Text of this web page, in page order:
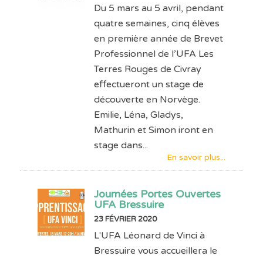
Du 5 mars au 5 avril, pendant
quatre semaines, cinq élèves
en première année de Brevet
Professionnel de l’UFA Les
Terres Rouges de Civray
effectueront un stage de
découverte en Norvège.
Emilie, Léna, Gladys,
Mathurin et Simon iront en
stage dans...
En savoir plus...
Journées Portes Ouvertes
UFA Bressuire
23 FÉVRIER 2020
L'UFA Léonard de Vinci à
Bressuire vous accueillera le